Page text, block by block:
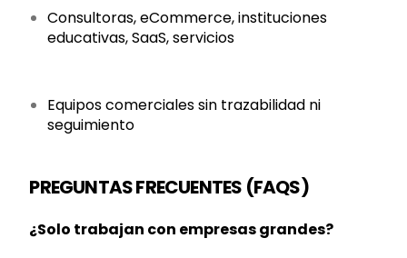
Consultoras, eCommerce, instituciones
educativas, SaaS, servicios
Equipos comerciales sin trazabilidad ni
seguimiento
PREGUNTAS FRECUENTES (FAQS)
¿Solo trabajan con empresas grandes?